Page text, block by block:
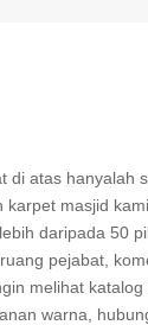
di atas hanyalah
karpet masjid
daripada 50
pejabat,
melihat katalog
warna,